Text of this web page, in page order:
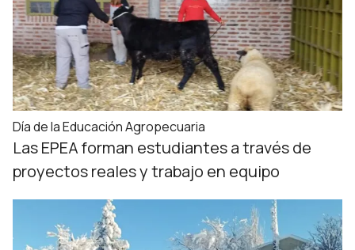
Día de la Educación Agropecuaria
Las EPEA forman estudiantes a través de
proyectos reales y trabajo en equipo